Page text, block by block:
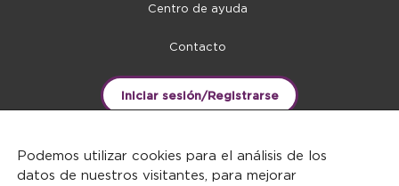
Centro de ayuda
Contacto
Iniciar sesión/Registrarse
Podemos utilizar cookies para el análisis de los
datos de nuestros visitantes, para mejorar